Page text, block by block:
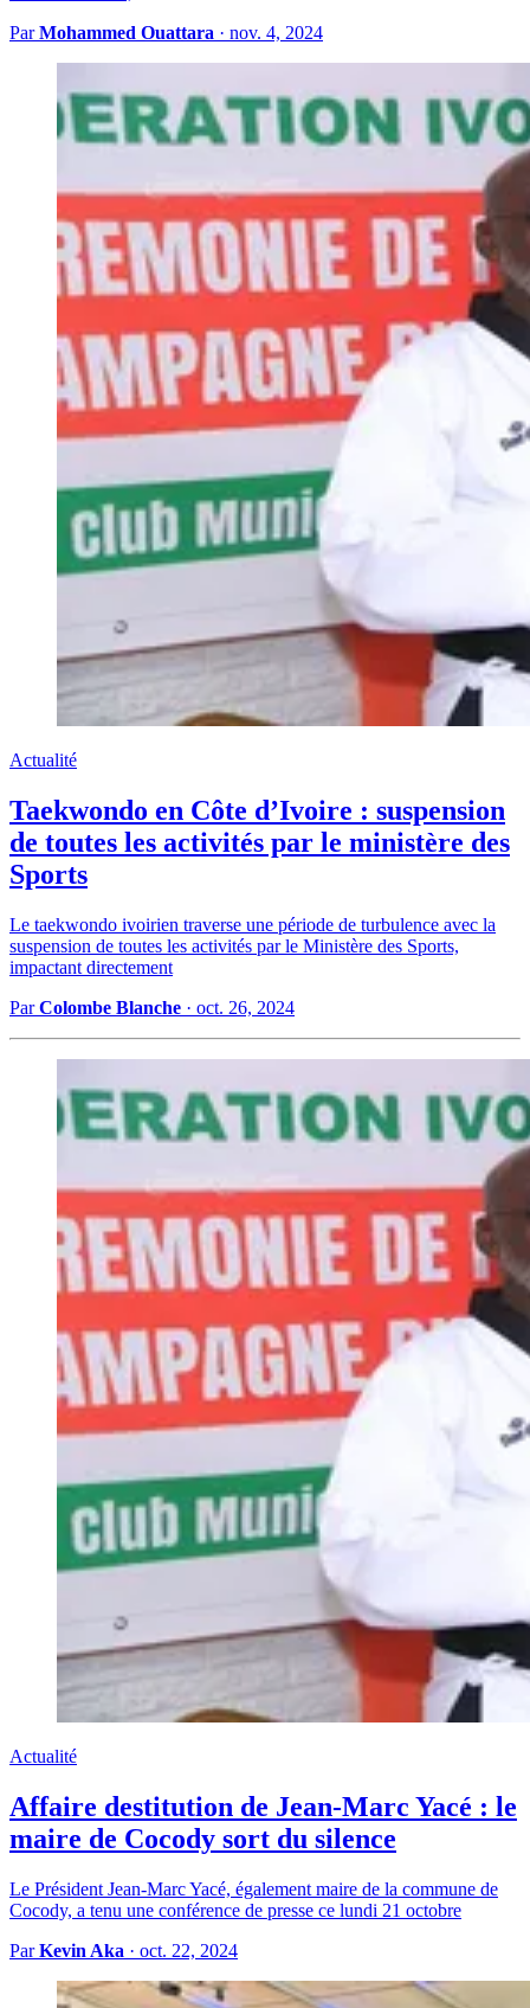
ParMohammed Ouattara · nov. 4, 2024
Actualité
Taekwondo en Côte d’Ivoire : suspension
de toutes les activités par le ministère des
Sports
Le taekwondo ivoirien traverse une période de turbulence avec la
suspension de toutes les activités par le Ministère des Sports,
impactant directement
ParColombe Blanche · oct. 26, 2024
Actualité
Affaire destitution de Jean-Marc Yacé : le
maire de Cocody sort du silence
Le Président Jean-Marc Yacé, également maire de la commune de
Cocody, a tenu une conférence de presse ce lundi 21 octobre
ParKevin Aka · oct. 22, 2024